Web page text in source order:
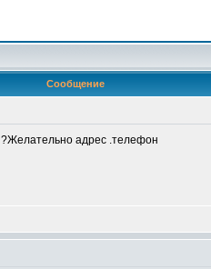
Сообщение
?Желательно адрес .телефон